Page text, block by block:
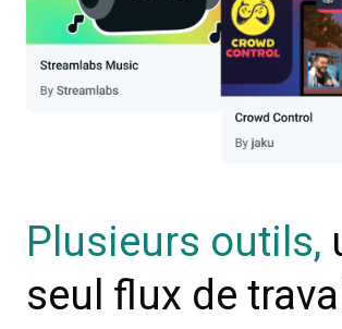
Plusieurs outils,
seul flux de